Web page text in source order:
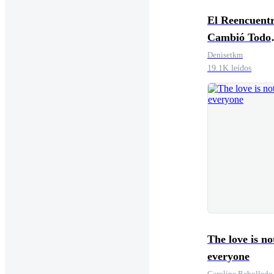
El
Cambió Todo
(Relaciones
Complicadas 3)
Denisetkm
19.1K leídos
The love is
everyone